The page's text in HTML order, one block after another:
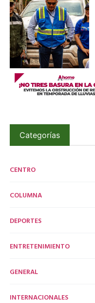
Categorías
CENTRO
COLUMNA
DEPORTES
ENTRETENIMIENTO
GENERAL
INTERNACIONALES